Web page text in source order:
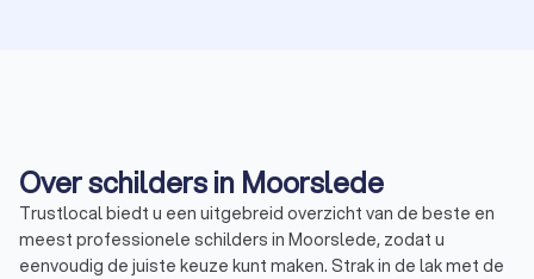
Over schilders in Moorslede
Trustlocal biedt u een uitgebreid overzicht van de beste en
meest professionele schilders in Moorslede, zodat u
eenvoudig de juiste keuze kunt maken. Strak in de lak met de